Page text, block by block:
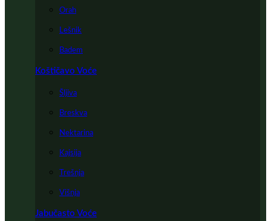
Orah
Lešnik
Badem
Koštičavo Voće
Šljiva
Breskva
Nektarina
Kajsija
Trešnja
Višnja
Jabučasto Voće